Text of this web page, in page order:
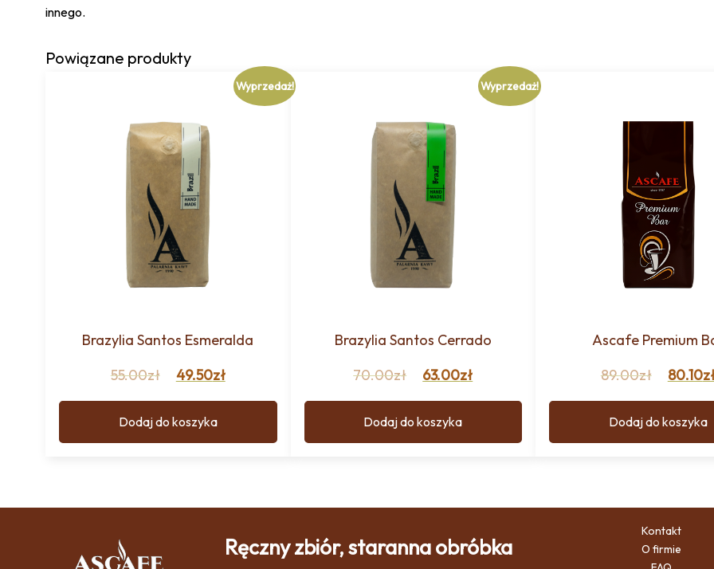
innego.
Powiązane produkty
Wyprzedaż!
Brazylia Santos Esmeralda
55.00zł 49.50zł
Dodaj do koszyka
Wyprzedaż!
Brazylia Santos Cerrado
70.00zł 63.00zł
Dodaj do koszyka
Ascafe Premium
89.00zł 80.10
Dodaj do koszyka
Ręczny zbiór, staranna obróbka
Kontakt
O firmie